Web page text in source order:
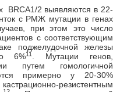
BRCA1/2 выявляются в 22-
с РМЖ мутации в генах
при этом это число
с соответствующим
поджелудочной железы
6%11
. Мутации генов,
путем гомологичной
примерно у 20-30%
резистентным